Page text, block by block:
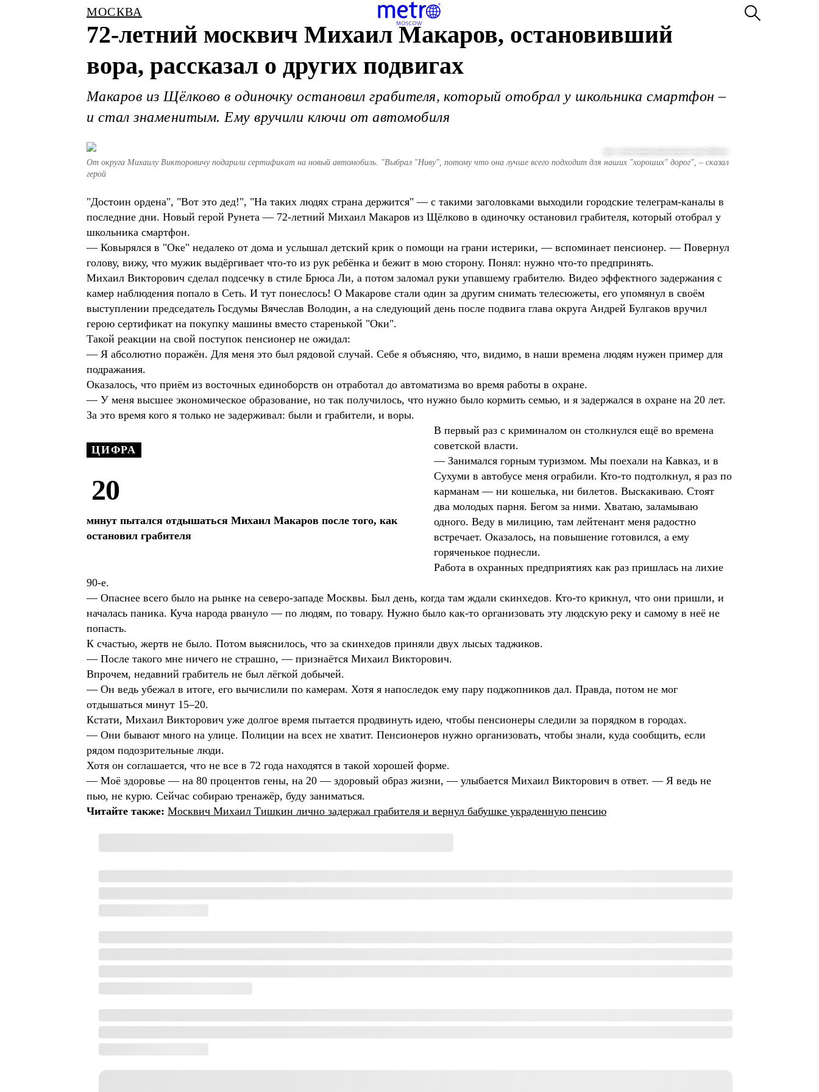
МОСКВА
72-летний москвич Михаил Макаров, остановивший
вора, рассказал о других подвигах
Макаров из Щёлково в одиночку остановил грабителя, который отобрал у школьника смартфон –
и стал знаменитым. Ему вручили ключи от автомобиля
пресс-служба администрации городского округа Щёлково
От округа Михаилу Викторовичу подарили сертификат на новый автомобиль. "Выбрал "Ниву", потому что она лучше всего подходит для наших "хороших" дорог", – сказал
герой
"Достоин ордена", "Вот это дед!", "На таких людях страна держится" — с такими заголовками выходили городские телеграм-каналы в
последние дни. Новый герой Рунета — 72-летний Михаил Макаров из Щёлково в одиночку остановил грабителя, который отобрал у
школьника смартфон.
— Ковырялся в "Оке" недалеко от дома и услышал детский крик о помощи на грани истерики, — вспоминает пенсионер. — Повернул
голову, вижу, что мужик выдёргивает что-то из рук ребёнка и бежит в мою сторону. Понял: нужно что-то предпринять.
Михаил Викторович сделал подсечку в стиле Брюса Ли, а потом заломал руки упавшему грабителю. Видео эффектного задержания с
камер наблюдения попало в Сеть. И тут понеслось! О Макарове стали один за другим снимать телесюжеты, его упомянул в своём
выступлении председатель Госдумы Вячеслав Володин, а на следующий день после подвига глава округа Андрей Булгаков вручил
герою сертификат на покупку машины вместо старенькой "Оки".
Такой реакции на свой поступок пенсионер не ожидал:
— Я абсолютно поражён. Для меня это был рядовой случай. Себе я объясняю, что, видимо, в наши времена людям нужен пример для
подражания.
Оказалось, что приём из восточных единоборств он отработал до автоматизма во время работы в охране.
— У меня высшее экономическое образование, но так получилось, что нужно было кормить семью, и я задержался в охране на 20 лет.
За это время кого я только не задерживал: были и грабители, и воры.
ЦИФРА
20
минут пытался отдышаться Михаил Макаров после того, как
остановил грабителя
В первый раз с криминалом он столкнулся ещё во времена
советской власти.
— Занимался горным туризмом. Мы поехали на Кавказ, и в
Сухуми в автобусе меня ограбили. Кто-то подтолкнул, я раз по
карманам — ни кошелька, ни билетов. Выскакиваю. Стоят
два молодых парня. Бегом за ними. Хватаю, заламываю
одного. Веду в милицию, там лейтенант меня радостно
встречает. Оказалось, на повышение готовился, а ему
горяченькое поднесли.
Работа в охранных предприятиях как раз пришлась на лихие
90-е.
— Опаснее всего было на рынке на северо-западе Москвы. Был день, когда там ждали скинхедов. Кто-то крикнул, что они пришли, и
началась паника. Куча народа рвануло — по людям, по товару. Нужно было как-то организовать эту людскую реку и самому в неё не
попасть.
К счастью, жертв не было. Потом выяснилось, что за скинхедов приняли двух лысых таджиков.
— После такого мне ничего не страшно, — признаётся Михаил Викторович.
Впрочем, недавний грабитель не был лёгкой добычей.
— Он ведь убежал в итоге, его вычислили по камерам. Хотя я напоследок ему пару поджопников дал. Правда, потом не мог
отдышаться минут 15–20.
Кстати, Михаил Викторович уже долгое время пытается продвинуть идею, чтобы пенсионеры следили за порядком в городах.
— Они бывают много на улице. Полиции на всех не хватит. Пенсионеров нужно организовать, чтобы знали, куда сообщить, если
рядом подозрительные люди.
Хотя он соглашается, что не все в 72 года находятся в такой хорошей форме.
— Моё здоровье — на 80 процентов гены, на 20 — здоровый образ жизни, — улыбается Михаил Викторович в ответ. — Я ведь не
пью, не курю. Сейчас собираю тренажёр, буду заниматься.
Читайте также: Москвич Михаил Тишкин лично задержал грабителя и вернул бабушке украденную пенсию